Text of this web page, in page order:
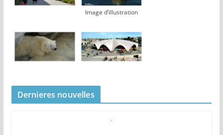
Image d’illustration
Dernieres nouvelles